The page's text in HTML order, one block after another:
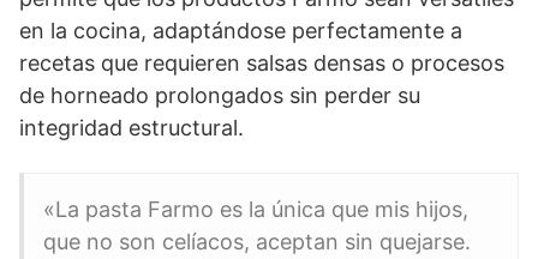
en la cocina, adaptándose perfectamente a
recetas que requieren salsas densas o procesos
de horneado prolongados sin perder su
integridad estructural.
«La pasta Farmo es la única que mis hijos,
que no son celíacos, aceptan sin quejarse.